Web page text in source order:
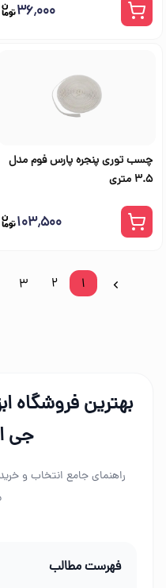
۳۶٬۰۰۰
چسب توری پنجره پارس فوم مدل
3.5 متری
۱۰۳٬۵۰۰
1
2
3
بهترین فروشگاه
جی
راهنمای جامع انتخاب و
فهرست مطالب